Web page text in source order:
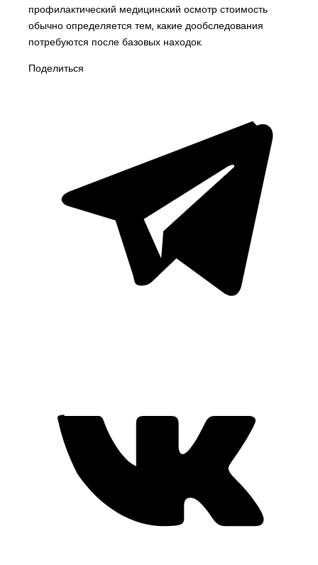
профилактический медицинский осмотр стоимость
обычно определяется тем, какие дообследования
потребуются после базовых находок.
Поделиться